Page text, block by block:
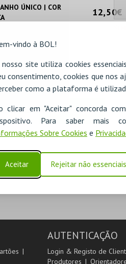
vindo à BOL!
nosso site utiliza cookies
consentimento, cookies que nos
como a plataforma é
clicar em "Aceitar" concorda
Para saber mais
Sobre Cookies e
Aceitar Rejeitar não essenciais
ÚNICO | COR
12,50€
ADICIONAR
AUTENTICAÇÃO
Login & Registo de
Produtores